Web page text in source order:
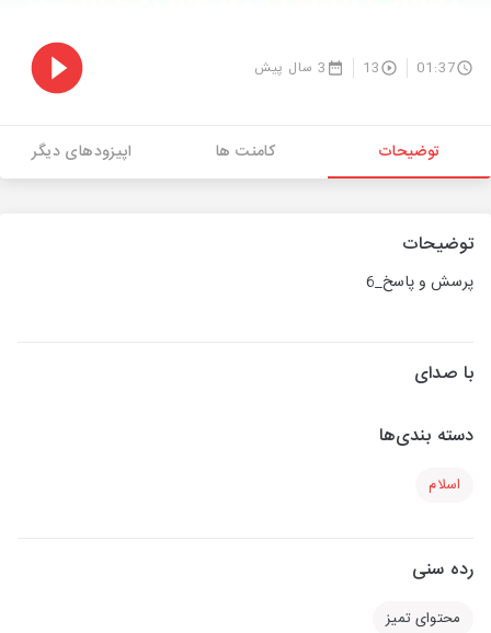
01:37
13 3 سال پیش
توضیحات کامنت ها اپیزودهای دیگر
توضیحات
پرسش و پاسخ_6
با صدای
دسته بندی‌ها
اسلام
رده سنی
محتوای تمیز